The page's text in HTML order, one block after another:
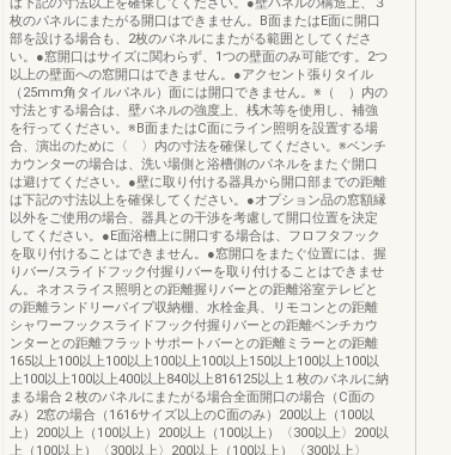
枚のパネルにまたがる開口はできません。B面またはE面に開口
部を設ける場合も、2枚のパネルにまたがる範囲としてくださ
い。●窓開口はサイズに関わらず、1つの壁面のみ可能です。2つ
以上の壁面への窓開口はできません。●アクセント張りタイル
（25mm角タイルパネル）面には開口できません。※（ ）内の
寸法とする場合は、壁パネルの強度上、桟木等を使用し、補強
を行ってください。※B面またはC面にライン照明を設置する場
合、演出のために〈 〉内の寸法を確保してください。※ベンチ
カウンターの場合は、洗い場側と浴槽側のパネルをまたぐ開口
は避けてください。●壁に取り付ける器具から開口部までの距離
は下記の寸法以上を確保してください。●オプション品の窓額縁
以外をご使用の場合、器具との干渉を考慮して開口位置を決定
してください。●E面浴槽上に開口する場合は、フロフタフック
を取り付けることはできません。●窓開口をまたぐ位置には、握
りバー/スライドフック付握りバーを取り付けることはできませ
ん。ネオスライス照明との距離握りバーとの距離浴室テレビと
の距離ランドリーパイプ収納棚、水栓金具、リモコンとの距離
シャワーフックスライドフック付握りバーとの距離ベンチカウ
ンターとの距離フラットサポートバーとの距離ミラーとの距離
165以上100以上100以上100以上100以上150以上100以上100以
上100以上100以上400以上840以上816125以上１枚のパネルに納
まる場合２枚のパネルにまたがる場合全面開口の場合（C面の
み）2窓の場合（1616サイズ以上のC面のみ）200以上（100以
上）200以上（100以上）200以上（100以上）〈300以上〉200以
上（100以上）〈300以上〉200以上（100以上）〈300以上〉